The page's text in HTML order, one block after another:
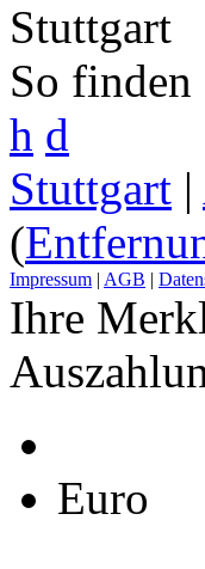
Stuttgart
So
h d
Stuttgart |
(
Impressum | AGB |
Ihre
Euro